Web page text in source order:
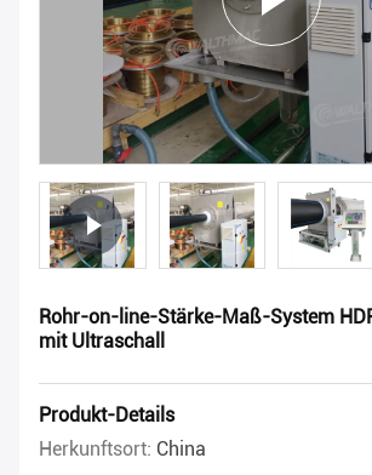
Rohr-on-line-Stärke-Maß-System
mit Ultraschall
Produkt-Details
Herkunftsort: China